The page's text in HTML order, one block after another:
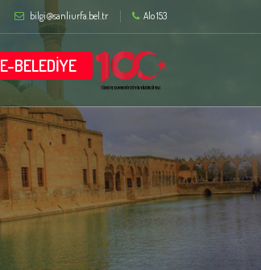
bilgi@sanliurfa.bel.tr Alo 153
E-BELEDİYE